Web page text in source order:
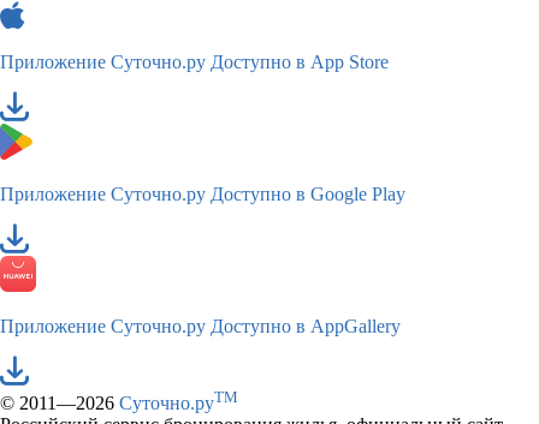
Приложение Суточно.ру Доступно в App Store
Приложение Суточно.ру Доступно в Google Play
Приложение Суточно.ру Доступно в AppGallery
© 2011—2026 Суточно.руTM